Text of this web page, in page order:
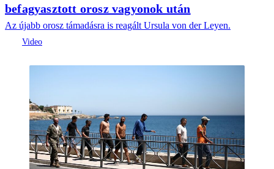
befagyasztott orosz vagyonok után
Az újabb orosz támadásra is reagált Ursula von der Leyen.